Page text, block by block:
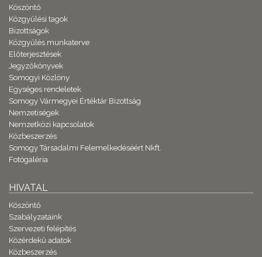
Köszöntő
Közgyűlési tagok
Bizottságok
Közgyűlés munkaterve
Előterjesztések
Jegyzőkönyvek
Somogyi Közlöny
Egységes rendeletek
Somogy Vármegyei Értéktár Bizottság
Nemzetiségek
Nemzetközi kapcsolatok
Közbeszerzés
Somogy Társadalmi Felemelkedéséért Nkft.
Fotógaléria
HIVATAL
Köszöntő
Szabályzataink
Szervezeti felépítés
Közérdekű adatok
Közbeszerzés